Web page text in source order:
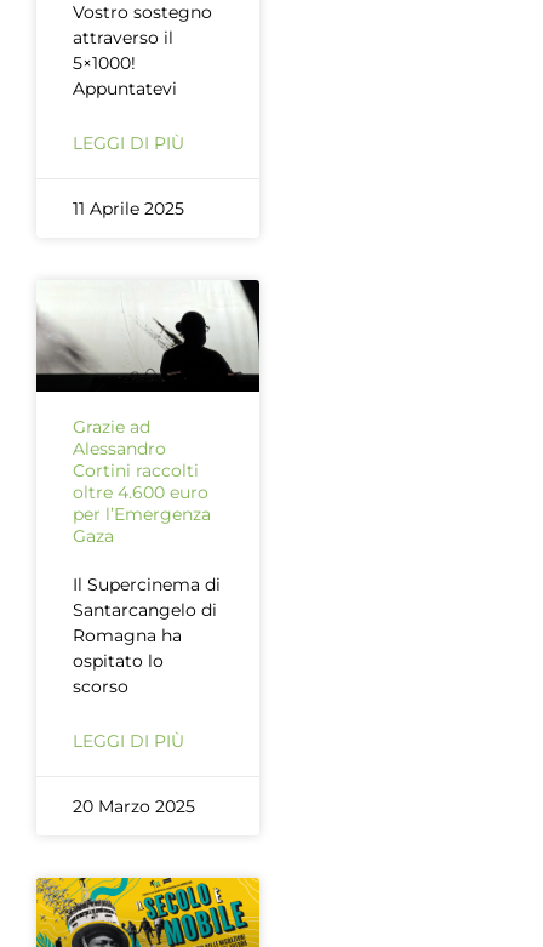
Vostro sostegno
attraverso il
5×1000!
Appuntatevi
LEGGI DI PIÙ
11 Aprile 2025
Grazie ad
Alessandro
Cortini raccolti
oltre 4.600 euro
per l’Emergenza
Gaza
Il Supercinema di
Santarcangelo di
Romagna ha
ospitato lo
scorso
LEGGI DI PIÙ
20 Marzo 2025